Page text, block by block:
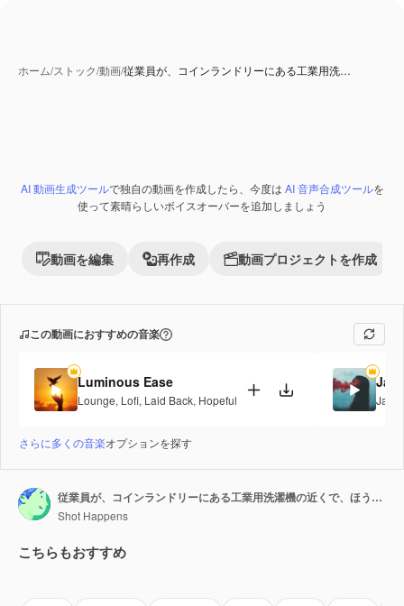
ホーム/ストック/動画/従業員が、コインランドリーにある工業用洗…
Premium
AI 動画生成ツールで独自の動画を作成したら、今度は AI 音声合成ツールを
使って素晴らしいボイスオーバーを追加しましょう
動画を編集 再作成 動画プロジェクトを作成
この動画におすすめの音楽
Luminous Ease
Lounge, Lofi, Laid Back, Hopeful Jazz
さらに多くの音楽オプションを探す
従業員が、コインランドリーにある工業用洗濯機の近くで、ほうきとちり取りを使って床からごみを集めている足元の様子。フィルターの引き出しからこぼれた糸くずをちり取りに掃き入れ、定期的な清掃、メンテナンス、衛生管理を行っています。
Shot Happens
こちらもおすすめ